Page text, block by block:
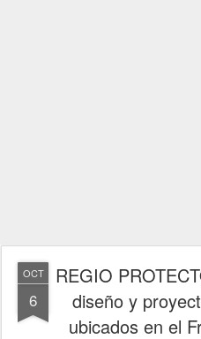
OCT
6
REGIO
diseño y
ubicados en el